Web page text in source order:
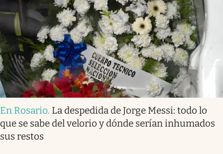
En Rosario. La despedida de Jorge Messi: todo lo
que se sabe del velorio y dónde serían inhumados
sus restos